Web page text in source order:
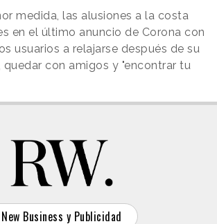
medida, las alusiones a la costa
en el último anuncio de Corona con
usuarios a relajarse después de su
quedar con amigos y "encontrar tu
New Business y Publicidad